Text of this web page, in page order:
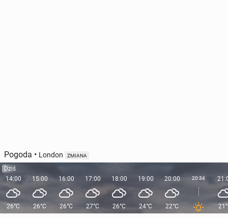
Pogoda • London ZMIANA
Dziś
14:00
26°C
15:00
26°C
16:00
26°C
17:00
27°C
18:00
26°C
19:00
24°C
20:00
22°C
20:34